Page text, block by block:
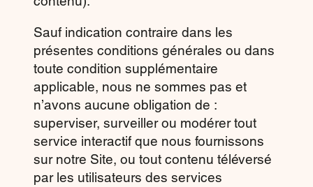
Sauf indication contraire dans les
présentes conditions générales ou dans
toute condition supplémentaire
applicable, nous ne sommes pas et
n’avons aucune obligation de :
superviser, surveiller ou modérer tout
service interactif que nous fournissons
sur notre Site, ou tout contenu téléversé
par les utilisateurs des services